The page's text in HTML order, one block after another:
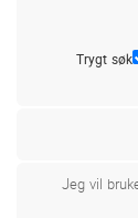
Trygt søk
Jeg vil